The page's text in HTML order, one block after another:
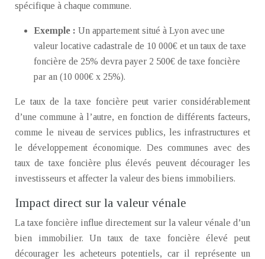
spécifique à chaque commune.
Exemple : Un appartement situé à Lyon avec une
valeur locative cadastrale de 10 000€ et un taux de taxe
foncière de 25% devra payer 2 500€ de taxe foncière
par an (10 000€ x 25%).
Le taux de la taxe foncière peut varier considérablement
d’une commune à l’autre, en fonction de différents facteurs,
comme le niveau de services publics, les infrastructures et
le développement économique. Des communes avec des
taux de taxe foncière plus élevés peuvent décourager les
investisseurs et affecter la valeur des biens immobiliers.
Impact direct sur la valeur vénale
La taxe foncière influe directement sur la valeur vénale d’un
bien immobilier. Un taux de taxe foncière élevé peut
décourager les acheteurs potentiels, car il représente un